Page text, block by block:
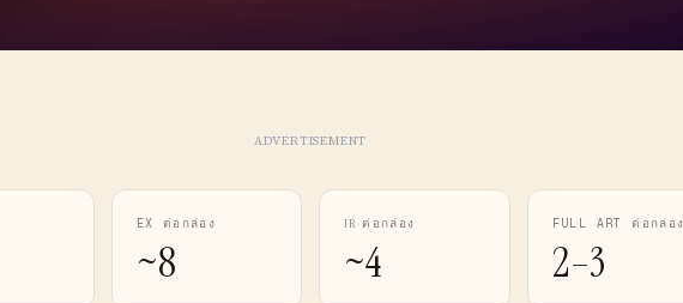
ADVERTISEMENT
EX ต่อกล่อง
~8
IR ต่อกล่อง
~4
FULL ART ต่อกล่อง
2–3